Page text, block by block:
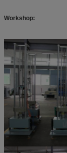
Workshop: